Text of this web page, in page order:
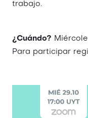
trabajo.
¿Cuándo?
Para participar